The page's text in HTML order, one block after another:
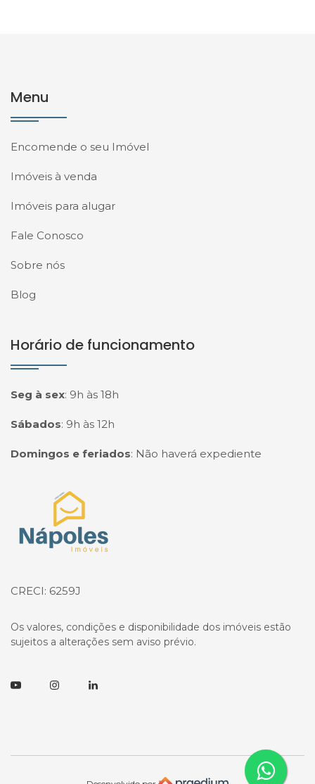
Menu
Encomende o seu Imóvel
Imóveis à venda
Imóveis para alugar
Fale Conosco
Sobre nós
Blog
Horário de funcionamento
Seg à sex: 9h às 18h
Sábados: 9h às 12h
Domingos e feriados: Não haverá expediente
Página inicial
CRECI: 6259J
Os valores, condições e disponibilidade dos imóveis estão
sujeitos a alterações sem aviso prévio.
YoutubeInstagramLinkedin